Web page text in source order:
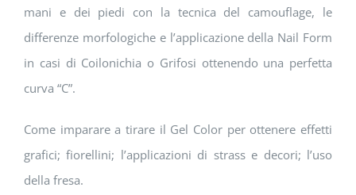
mani e dei piedi con la tecnica del camouflage, le
differenze morfologiche e l’applicazione della Nail Form
in casi di Coilonichia o Grifosi ottenendo una perfetta
curva “C”.
Come imparare a tirare il Gel Color per ottenere effetti
grafici; fiorellini; l’applicazioni di strass e decori; l’uso
della fresa.